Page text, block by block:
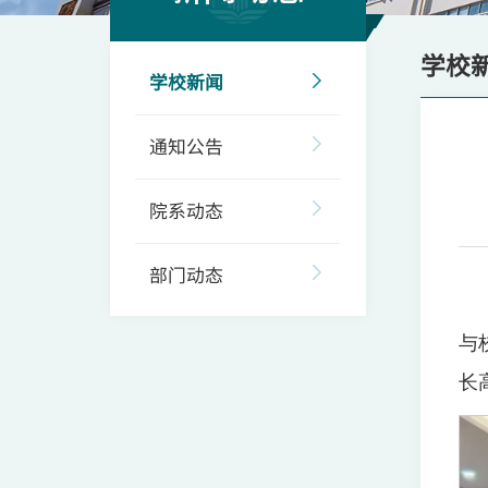
学校新闻
通知公告
院系动态
部门动态
学校
与
长